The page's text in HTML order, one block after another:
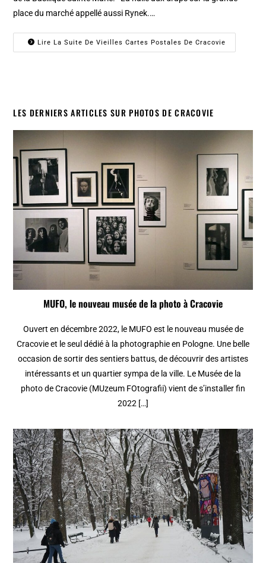
place du marché appellé aussi Rynek.…
Lire La Suite De Vieilles Cartes Postales De Cracovie
LES DERNIERS ARTICLES SUR PHOTOS DE CRACOVIE
MUFO, le nouveau musée de la photo à Cracovie
Ouvert en décembre 2022, le MUFO est le nouveau musée de
Cracovie et le seul dédié à la photographie en Pologne. Une belle
occasion de sortir des sentiers battus, de découvrir des artistes
intéressants et un quartier sympa de la ville. Le Musée de la
photo de Cracovie (MUzeum FOtografii) vient de s’installer fin
2022 […]